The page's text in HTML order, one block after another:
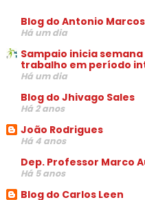
Blog do Antonio Marcos
Há um dia
Sampaio inicia
trabalho em período
Há um dia
Blog do Jhivago Sales
Há 2 anos
João Rodrigues
Há 4 anos
Dep. Professor Marco
Há 5 anos
Blog do Carlos Leen